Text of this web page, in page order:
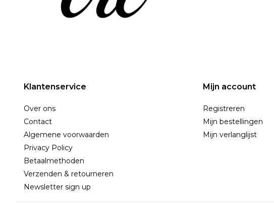
Klantenservice
Over ons
Contact
Algemene voorwaarden
Privacy Policy
Betaalmethoden
Verzenden & retourneren
Newsletter sign up
Mijn account
Registreren
Mijn bestellingen
Mijn verlanglijst